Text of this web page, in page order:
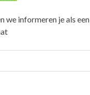
we informeren je als een